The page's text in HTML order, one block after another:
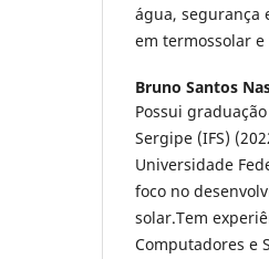
água, segurança
em termossolar
Bruno Santos
Possui
Sergipe (IFS)
Universidade
foco no
solar.Tem
Computadores e